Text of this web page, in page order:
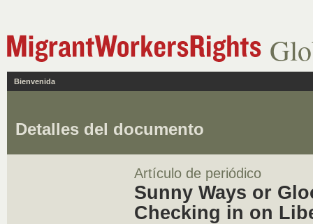
Bienvenida
Detalles del documento
Artículo de periódico
Sunny Ways or
Checking in on